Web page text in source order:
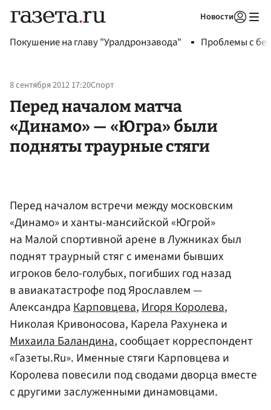
Новости
Покушение на главу "Уралдронзавода" Проблемы с
8 сентября 2012 17:20Спорт
Перед началом матча
«Динамо» — «Югра» были
подняты траурные стяги
Перед началом встречи между московским
«Динамо» и ханты-мансийской «Югрой»
на Малой спортивной арене в Лужниках был
поднят траурный стяг с именами бывших
игроков бело-голубых, погибших год назад
в авиакатастрофе под Ярославлем —
АлександраКарповцева,Игоря Королева,
Николая Кривоносова, Карела Рахунека и
Михаила Баландина, сообщает корреспондент
«Газеты.Ru». Именные стяги Карповцева и
Королева повесили под сводами дворца вместе
с другими заслуженными динамовцами.